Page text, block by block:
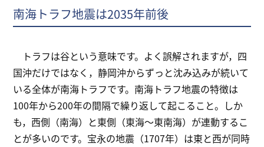
南海トラフ地震は2035年前後
トラフは谷という意味です。よく誤解されますが，四
国沖だけではなく，静岡沖からずっと沈み込みが続いて
いる全体が南海トラフです。南海トラフ地震の特徴は
100年から200年の間隔で繰り返して起こること。しか
も，西側（南海）と東側（東海～東南海）が連動するこ
とが多いのです。宝永の地震（1707年）は東と西が同時